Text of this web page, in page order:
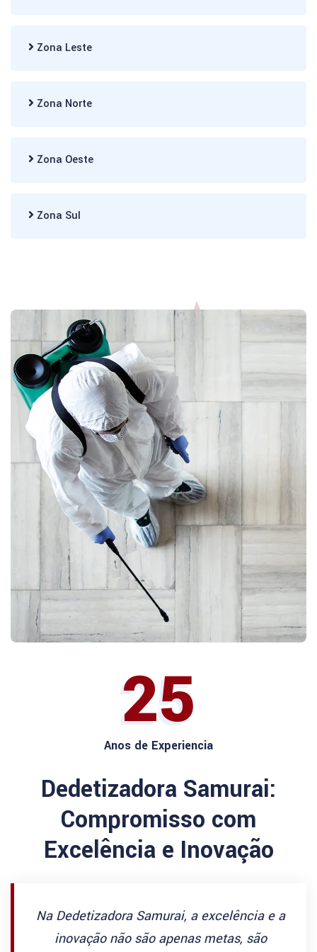
Zona Leste
Zona Norte
Zona Oeste
Zona Sul
25
Anos de Experiencia
Dedetizadora Samurai:
Compromisso com
Excelência e Inovação
Na Dedetizadora Samurai, a excelência e a
inovação não são apenas metas, são